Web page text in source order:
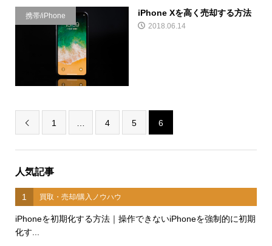
携帯/iPhone iPhone Xを高く売却する方法
2018.06.14
 1 4 5 6
人気記事
1 買取・売却/購入ノウハウ
iPhoneを初期化する方法｜操作できないiPhoneを強制的に初期
化す...